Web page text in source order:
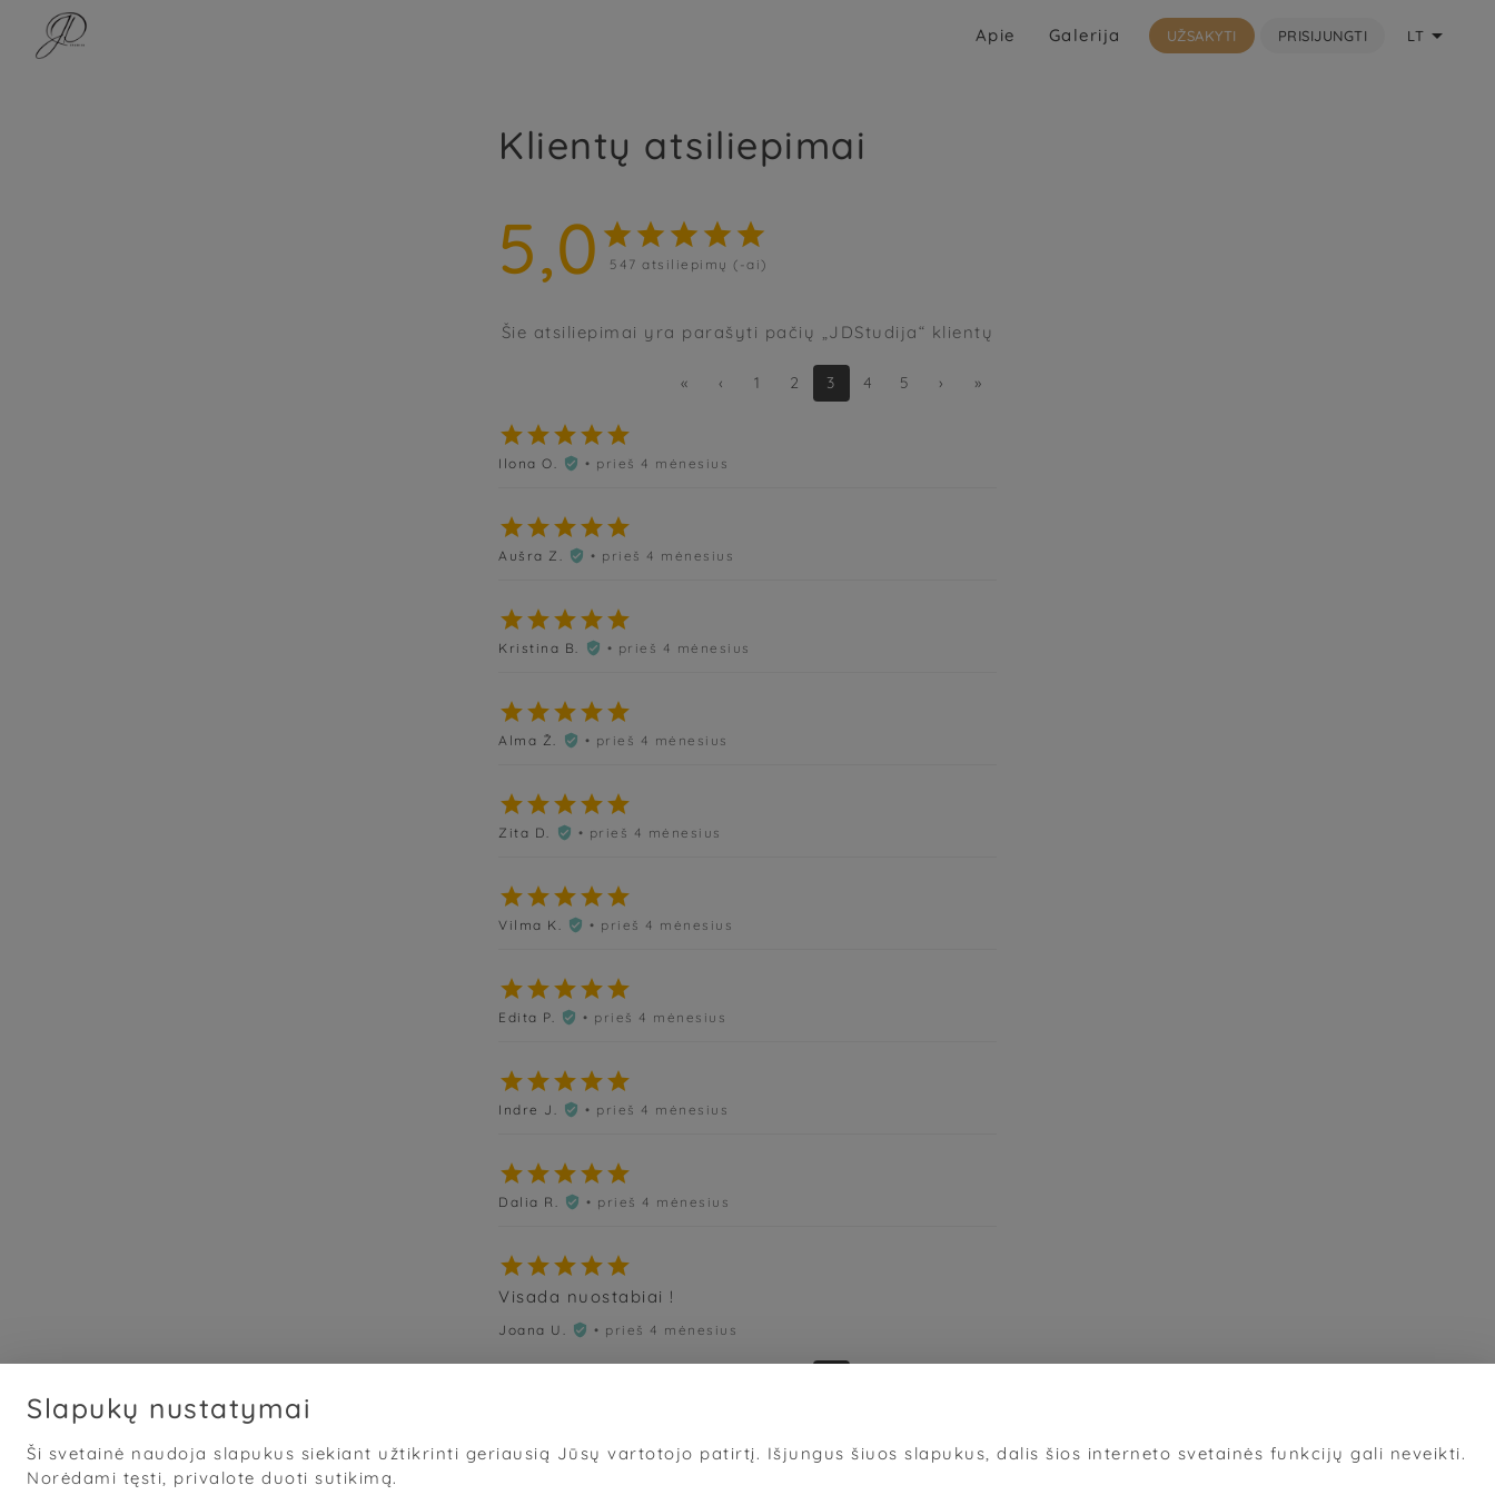
Apie Galerija UŽSAKYTI PRISIJUNGTI LT 
Klientų atsiliepimai
5,0     
547 atsiliepimų (-ai)
Šie atsiliepimai yra parašyti pačių „JDStudija“ klientų
« ‹ 1 2 3 4 5 › »

Ilona O.  • prieš 4 mėnesius

Aušra Z.  • prieš 4 mėnesius

Kristina B.  • prieš 4 mėnesius

Alma Ž.  • prieš 4 mėnesius

Zita D.  • prieš 4 mėnesius

Vilma K.  • prieš 4 mėnesius

Edita P.  • prieš 4 mėnesius

Indre J.  • prieš 4 mėnesius

Dalia R.  • prieš 4 mėnesius

Visada nuostabiai !
Joana U.  • prieš 4 mėnesius
Slapukų nustatymai
Ši svetainė naudoja slapukus siekiant užtikrinti geriausią Jūsų vartotojo patirtį. Išjungus šiuos slapukus, dalis šios interneto svetainės funkcijų gali neveikti.
Norėdami tęsti, privalote duoti sutikimą.